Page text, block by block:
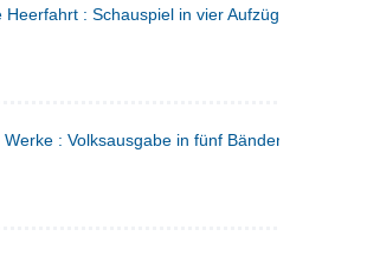
Heerfahrt : Schauspiel in vier Aufzügen
: Volksausgabe in fünf Bänden